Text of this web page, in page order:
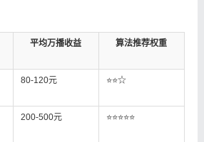
平均万播收益 算法推荐权重
80-120元 ⭐⭐☆
200-500元 ⭐⭐⭐⭐⭐